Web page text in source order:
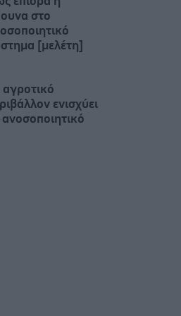
στο
[μελέτη]
αγροτικό
ενισχύει
ανοσοποιητικό